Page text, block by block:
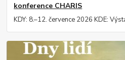
konference CHARIS
KDY: 8.–12. července 2026 KDE: